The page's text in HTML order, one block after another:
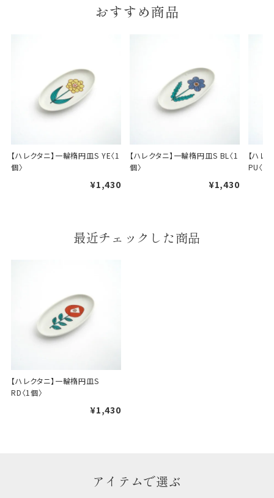
当店でギフト対応の商品をご購入いただきますと、熨
包装紙について
包装紙は2種類あります。
A.一般的なギフトに使用する包装紙です。
あります。
天掛け包装について
段ボールの上から熨斗紙・包
おすすめ商品
【ハレクタニ】一輪楕円皿S YE〈1
個〉
¥1,430
【ハレクタニ】一輪楕円皿S BL〈1
個〉
¥1,430
【ハレ
PU〈1
最近チェックした商品
【ハレクタニ】一輪楕円皿S
RD〈1個〉
¥1,430
アイテムで選ぶ